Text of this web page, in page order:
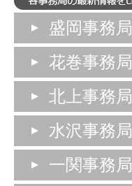
盛岡事務局
花巻事務局
北上事務局
水沢事務局
一関事務局